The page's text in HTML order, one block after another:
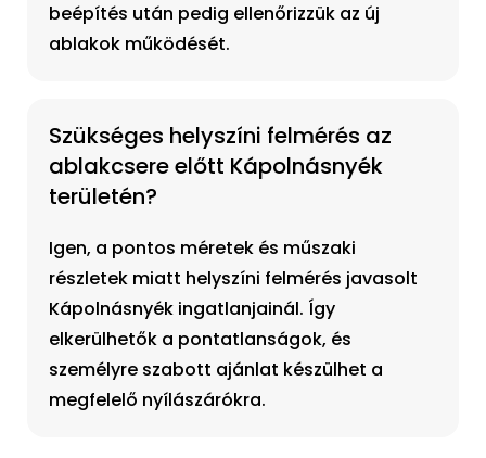
beépítés után pedig ellenőrizzük az új
ablakok működését.
Szükséges helyszíni felmérés az
ablakcsere előtt Kápolnásnyék
területén?
Igen, a pontos méretek és műszaki
részletek miatt helyszíni felmérés javasolt
Kápolnásnyék ingatlanjainál. Így
elkerülhetők a pontatlanságok, és
személyre szabott ajánlat készülhet a
megfelelő nyílászárókra.